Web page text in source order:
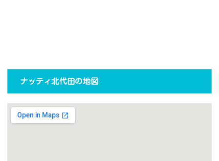
ナッティ北代田の地図